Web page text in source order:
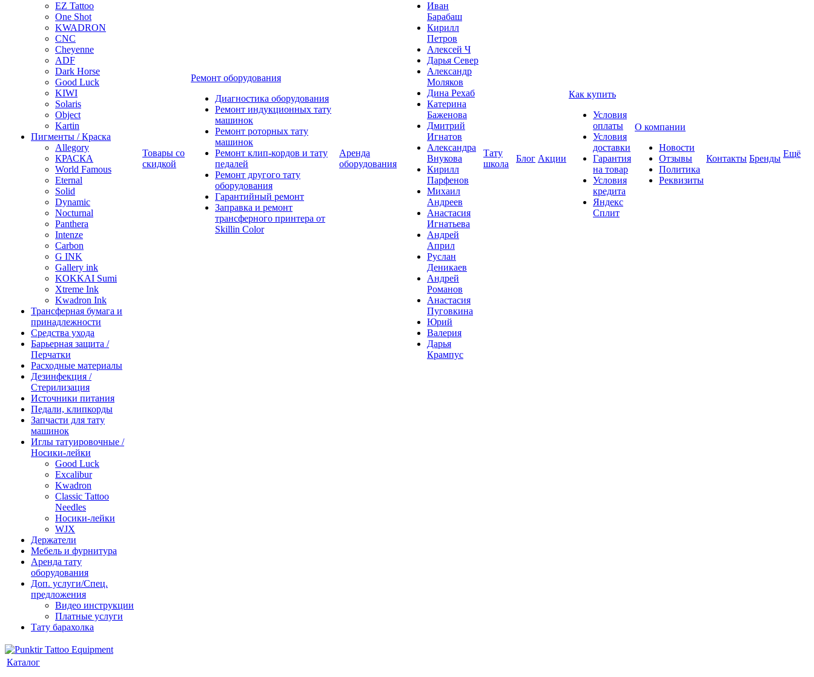
EZ Tattoo
One Shot
KWADRON
CNC
Cheyenne
ADF
Dark Horse
Good Luck
KIWI
Solaris
Object
Kartin
Пигменты / Краска
Allegory
КРАСКА
World Famous
Eternal
Solid
Dynamic
Nocturnal
Panthera
Intenze
Carbon
G INK
Gallery ink
KOKKAI Sumi
Xtreme Ink
Kwadron Ink
Трансферная бумага и
принадлежности
Средства ухода
Барьерная защита /
Перчатки
Расходные материалы
Дезинфекция /
Стерилизация
Источники питания
Педали, клипкорды
Запчасти для тату
машинок
Иглы татуировочные /
Носики-лейки
Good Luck
Excalibur
Kwadron
Classic Tattoo
Needles
Носики-лейки
WJX
Держатели
Мебель и фурнитура
Аренда тату
оборудования
Доп. услуги/Спец.
предложения
Видео инструкции
Платные услуги
Тату барахолка
Товары со
скидкой
Ремонт оборудования
Диагностика оборудования
Ремонт индукционных тату
машинок
Ремонт роторных тату
машинок
Ремонт клип-кордов и тату
педалей
Ремонт другого тату
оборудования
Гарантийный ремонт
Заправка и ремонт
трансферного принтера от
Skillin Color
Аренда
оборудования
Иван
Барабаш
Кирилл
Петров
Алексей Ч
Дарья Север
Александр
Моляков
Дина Рехаб
Катерина
Баженова
Дмитрий
Игнатов
Александра
Внукова
Кирилл
Парфенов
Михаил
Андреев
Анастасия
Игнатьева
Андрей
Април
Руслан
Деникаев
Андрей
Романов
Анастасия
Пуговкина
Юрий
Валерия
Дарья
Крампус
Тату
школа
Блог Акции
Как купить
Условия
оплаты
Условия
доставки
Гарантия
на товар
Условия
кредита
Яндекс
Сплит
О компании
Новости
Отзывы
Политика
Реквизиты
Контакты Бренды Ещё
Каталог